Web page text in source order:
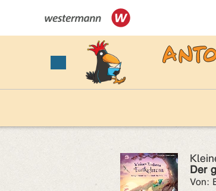
Der
Von: